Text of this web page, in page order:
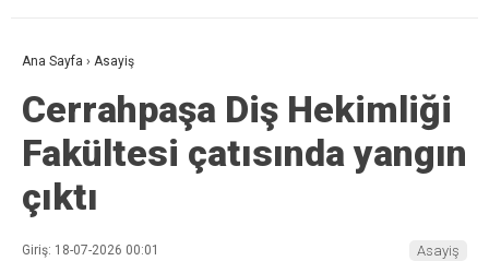
Ana Sayfa › Asayiş
Cerrahpaşa Diş Hekimliği
Fakültesi çatısında yangın
çıktı
Giriş: 18-07-2026 00:01
Asayiş